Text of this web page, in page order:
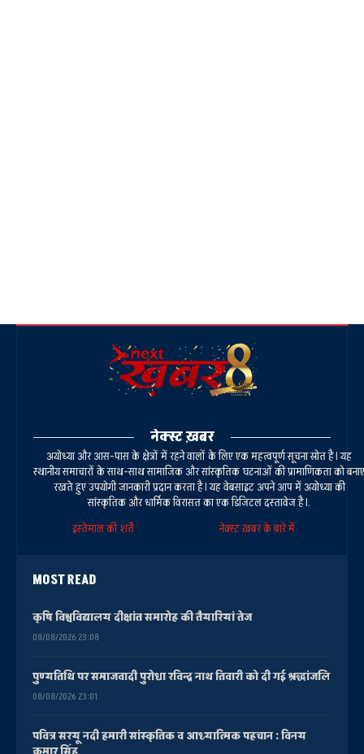
नेक्स्ट ख़बर
अयोध्या और आस-पास के क्षेत्रों में रहने वालों के लिए एक महत्वपूर्ण सूचना स्रोत है। यह
स्थानीय समाचारों के साथ-साथ सामाजिक और सांस्कृतिक घटनाओं की प्रामाणिकता को बनाए
रखते हुए उपयोगी जानकारी प्रदान करता है। यह वेबसाइट अपने आप में अयोध्या की
सांस्कृतिक और धार्मिक विरासत का एक डिजिटल दस्तावेज है।.
इस्तेमाल की शर्तें
नेक्स्ट ख़बर के बारे में
MOST READ
कृषि विश्वविद्यालय दीक्षांत समारोह की तैयारियां तेज
08/08/2026 23:08
पुण्यतिथि पर समाजवादी पुरोधा रविन्द्र नाथ तिवारी को दी गई श्रद्धांजलि
08/08/2026 23:01
पवित्र सरयू नदी हमारी सांस्कृतिक व आध्यात्मिक पहचान : विनय
कुमार सिंह